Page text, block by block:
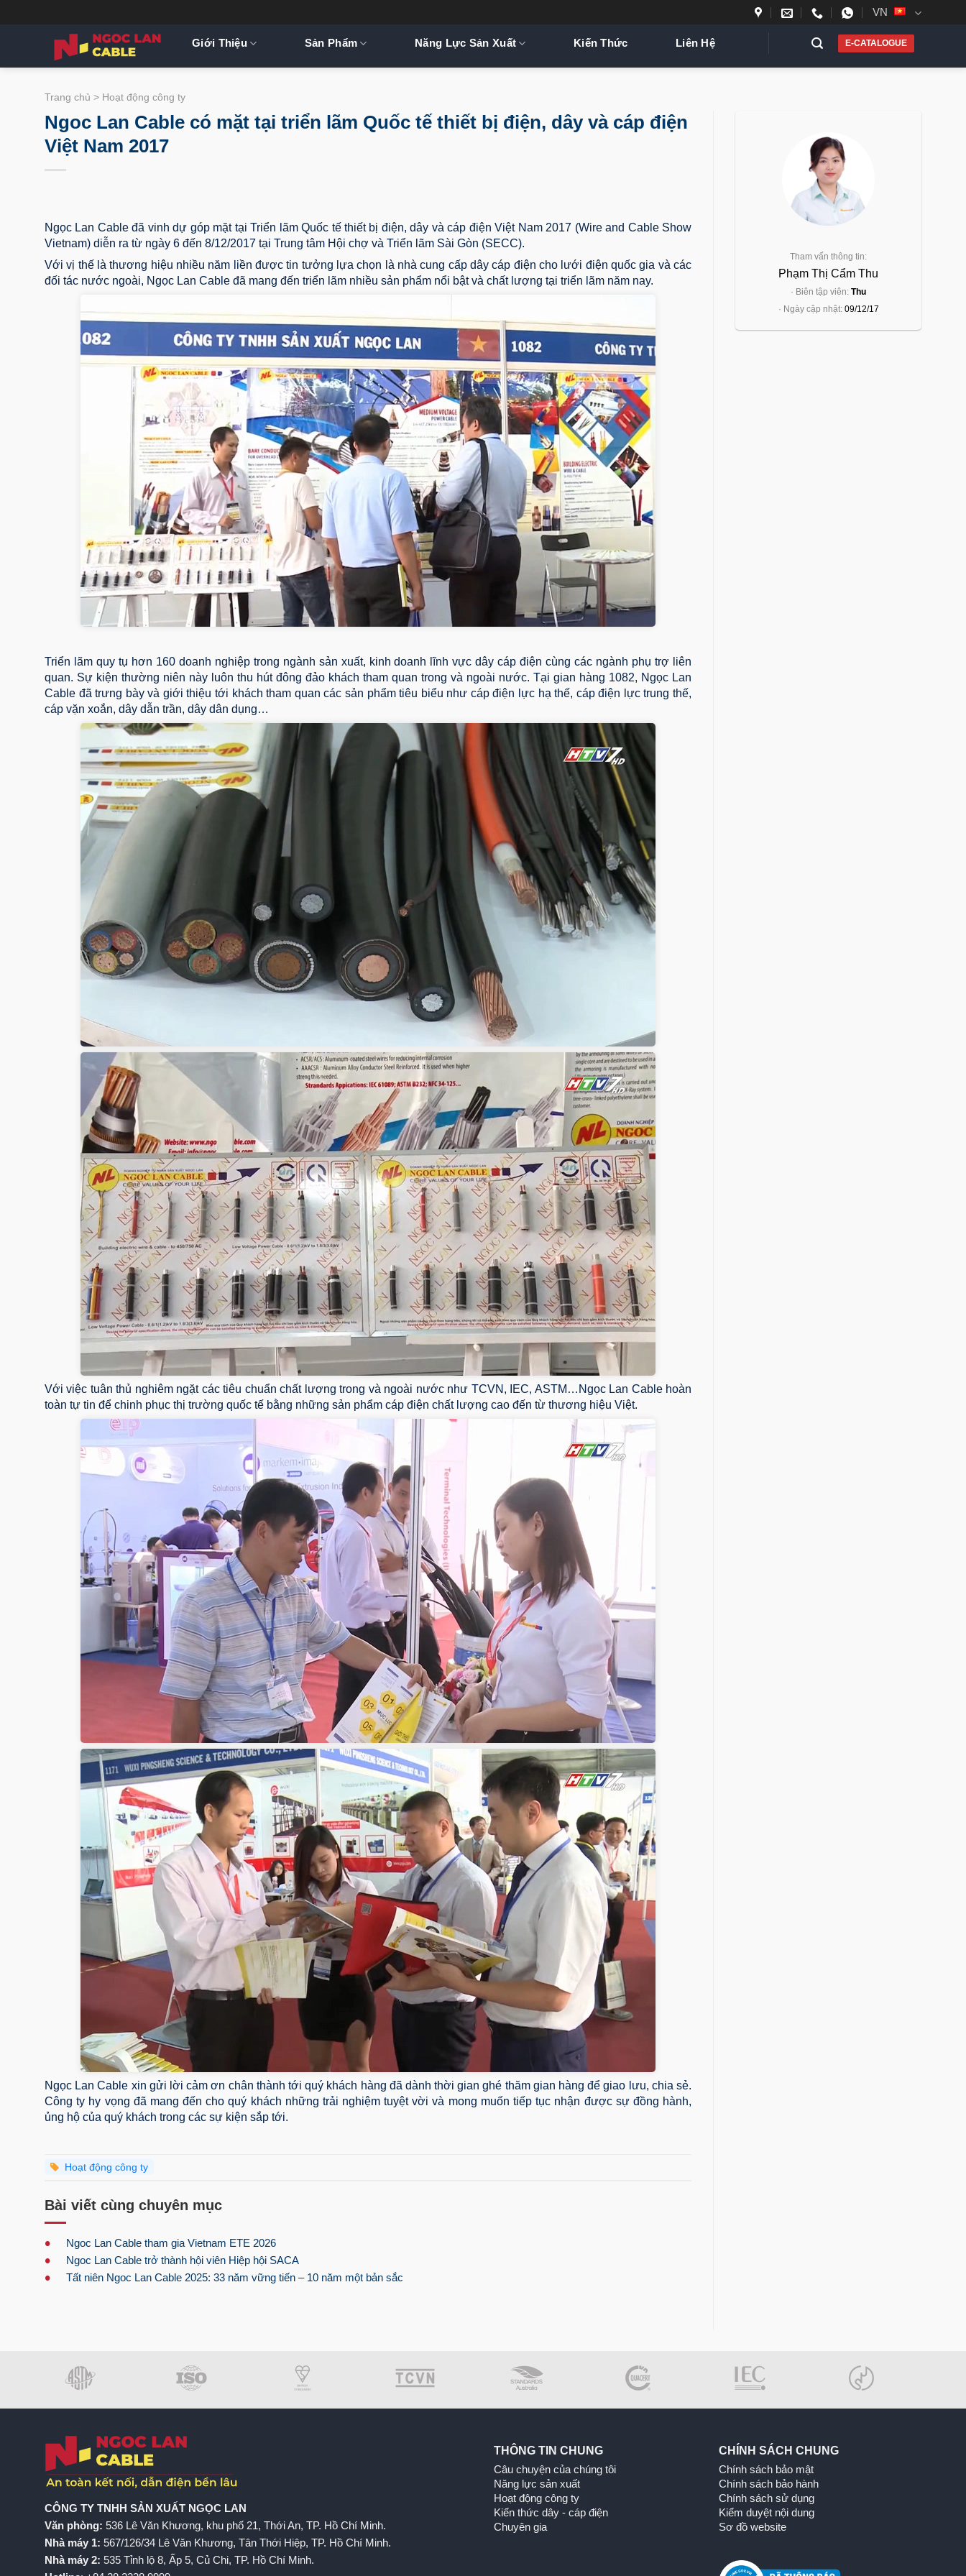
VN
Giới Thiệu Sản Phẩm Năng Lực Sản Xuất Kiến Thức Liên Hệ E-CATALOGUE
Trang chủ > Hoạt động công ty
Ngoc Lan Cable có mặt tại triển lãm Quốc tế thiết bị điện, dây và cáp điện
Việt Nam 2017
Ngọc Lan Cable đã vinh dự góp mặt tại Triển lãm Quốc tế thiết bị điện, dây và cáp điện Việt Nam 2017 (Wire and Cable Show
Vietnam) diễn ra từ ngày 6 đến 8/12/2017 tại Trung tâm Hội chợ và Triển lãm Sài Gòn (SECC).
Với vị thế là thương hiệu nhiều năm liền được tin tưởng lựa chọn là nhà cung cấp dây cáp điện cho lưới điện quốc gia và các
đối tác nước ngoài, Ngọc Lan Cable đã mang đến triển lãm nhiều sản phẩm nổi bật và chất lượng tại triển lãm năm nay.
Triển lãm quy tụ hơn 160 doanh nghiệp trong ngành sản xuất, kinh doanh lĩnh vực dây cáp điện cùng các ngành phụ trợ liên
quan. Sự kiện thường niên này luôn thu hút đông đảo khách tham quan trong và ngoài nước. Tại gian hàng 1082, Ngọc Lan
Cable đã trưng bày và giới thiệu tới khách tham quan các sản phẩm tiêu biểu như cáp điện lực hạ thế, cáp điện lực trung thế,
cáp vặn xoắn, dây dẫn trần, dây dân dụng…
Với việc tuân thủ nghiêm ngặt các tiêu chuẩn chất lượng trong và ngoài nước như TCVN, IEC, ASTM…Ngọc Lan Cable hoàn
toàn tự tin để chinh phục thị trường quốc tế bằng những sản phẩm cáp điện chất lượng cao đến từ thương hiệu Việt.
Ngọc Lan Cable xin gửi lời cảm ơn chân thành tới quý khách hàng đã dành thời gian ghé thăm gian hàng để giao lưu, chia sẻ.
Công ty hy vọng đã mang đến cho quý khách những trải nghiệm tuyệt vời và mong muốn tiếp tục nhận được sự đồng hành,
ủng hộ của quý khách trong các sự kiện sắp tới.
Hoạt động công ty
Bài viết cùng chuyên mục
• Ngoc Lan Cable tham gia Vietnam ETE 2026
• Ngoc Lan Cable trở thành hội viên Hiệp hội SACA
• Tất niên Ngoc Lan Cable 2025: 33 năm vững tiến – 10 năm một bản sắc
Tham vấn thông tin:
Phạm Thị Cẩm Thu
· Biên tập viên: Thu
· Ngày cập nhật: 09/12/17
CÔNG TY TNHH SẢN XUẤT NGỌC LAN
Văn phòng: 536 Lê Văn Khương, khu phố 21, Thới An, TP. Hồ Chí Minh.
Nhà máy 1: 567/126/34 Lê Văn Khương, Tân Thới Hiệp, TP. Hồ Chí Minh.
Nhà máy 2: 535 Tỉnh lộ 8, Ấp 5, Củ Chi, TP. Hồ Chí Minh.
THÔNG TIN CHUNG
Câu chuyện của chúng tôi
Năng lực sản xuất
Hoạt động công ty
Kiến thức dây - cáp điện
Chuyên gia
CHÍNH SÁCH CHUNG
Chính sách bảo mật
Chính sách bảo hành
Chính sách sử dụng
Kiểm duyệt nội dung
Sơ đồ website